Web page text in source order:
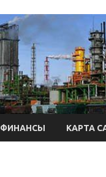
ФИНАНСЫ КАРТА